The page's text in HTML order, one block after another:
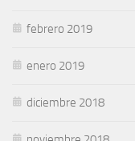
febrero 2019
enero 2019
diciembre 2018